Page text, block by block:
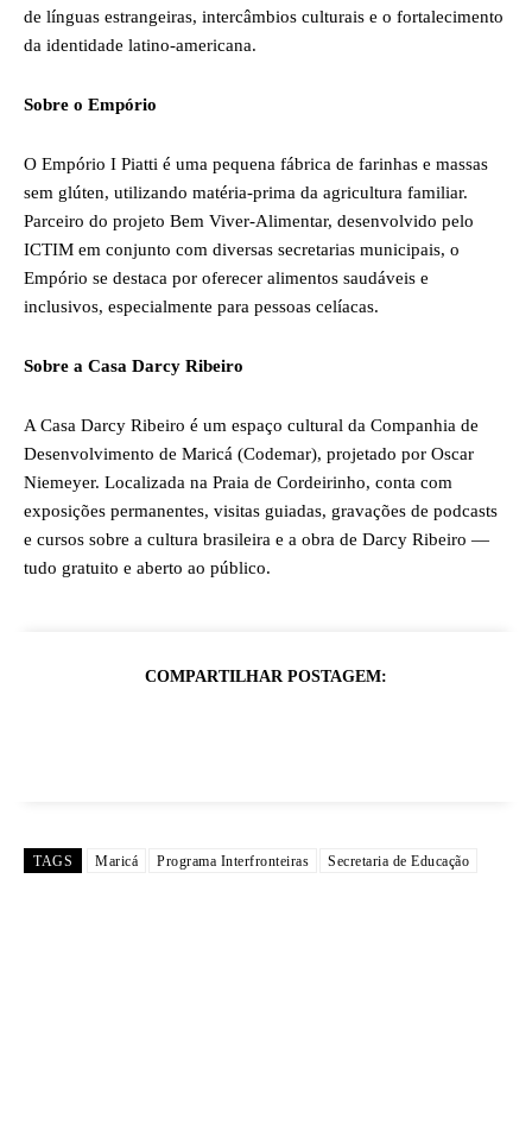
de línguas estrangeiras, intercâmbios culturais e o fortalecimento
da identidade latino-americana.
Sobre o Empório
O Empório I Piatti é uma pequena fábrica de farinhas e massas
sem glúten, utilizando matéria-prima da agricultura familiar.
Parceiro do projeto Bem Viver-Alimentar, desenvolvido pelo
ICTIM em conjunto com diversas secretarias municipais, o
Empório se destaca por oferecer alimentos saudáveis e
inclusivos, especialmente para pessoas celíacas.
Sobre a Casa Darcy Ribeiro
A Casa Darcy Ribeiro é um espaço cultural da Companhia de
Desenvolvimento de Maricá (Codemar), projetado por Oscar
Niemeyer. Localizada na Praia de Cordeirinho, conta com
exposições permanentes, visitas guiadas, gravações de podcasts
e cursos sobre a cultura brasileira e a obra de Darcy Ribeiro —
tudo gratuito e aberto ao público.
COMPARTILHAR POSTAGEM:
TAGS Maricá Programa Interfronteiras Secretaria de Educação